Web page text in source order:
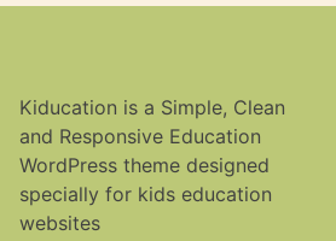
Kiducation is a Simple, Clean
and Responsive Education
WordPress theme designed
specially for kids education
websites